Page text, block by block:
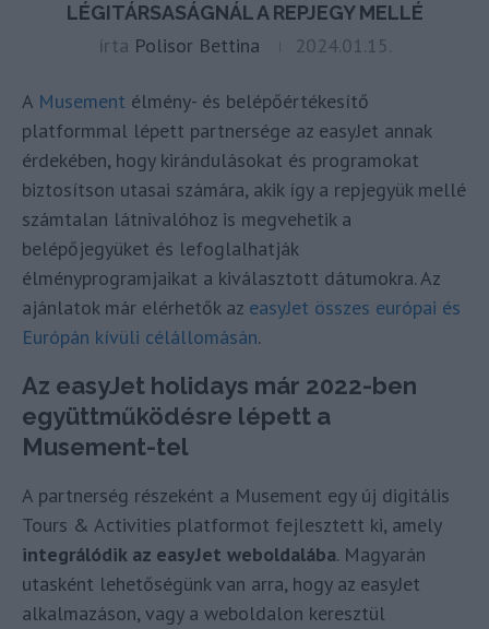
LÉGITÁRSASÁGNÁL A REPJEGY MELLÉ
írta Polisor Bettina 2024.01.15.
A Musement élmény- és belépőértékesítő
platformmal lépett partnersége az easyJet annak
érdekében, hogy kirándulásokat és programokat
biztosítson utasai számára, akik így a repjegyük mellé
számtalan látnivalóhoz is megvehetik a
belépőjegyüket és lefoglalhatják
élményprogramjaikat a kiválasztott dátumokra. Az
ajánlatok már elérhetők az easyJet összes európai és
Európán kívüli célállomásán.
Az easyJet holidays már 2022-ben
együttműködésre lépett a
Musement-tel
A partnerség részeként a Musement egy új digitális
Tours & Activities platformot fejlesztett ki, amely
integrálódik az easyJet weboldalába. Magyarán
utasként lehetőségünk van arra, hogy az easyJet
alkalmazáson, vagy a weboldalon keresztül